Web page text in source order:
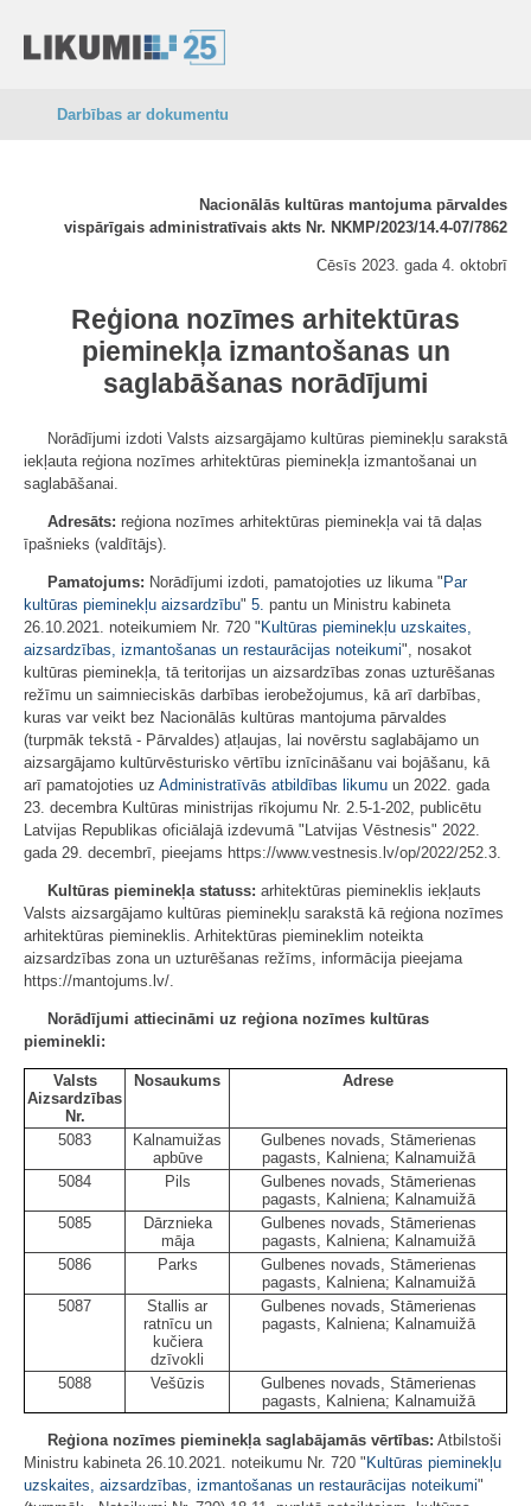
Darbības ar dokumentu
Nacionālās kultūras mantojuma pārvaldes
vispārīgais administratīvais akts Nr. NKMP/2023/14.4-07/7862
Cēsīs 2023. gada 4. oktobrī
Reģiona nozīmes arhitektūras
pieminekļa izmantošanas un
saglabāšanas norādījumi
Norādījumi izdoti Valsts aizsargājamo kultūras pieminekļu sarakstā
iekļauta reģiona nozīmes arhitektūras pieminekļa izmantošanai un
saglabāšanai.
Adresāts: reģiona nozīmes arhitektūras pieminekļa vai tā daļas
īpašnieks (valdītājs).
Pamatojums: Norādījumi izdoti, pamatojoties uz likuma " Par
kultūras pieminekļu aizsardzību" 5. pantu un Ministru kabineta
26.10.2021. noteikumiem Nr. 720 " Kultūras pieminekļu uzskaites,
aizsardzības, izmantošanas un restaurācijas noteikumi", nosakot
kultūras pieminekļa, tā teritorijas un aizsardzības zonas uzturēšanas
režīmu un saimnieciskās darbības ierobežojumus, kā arī darbības,
kuras var veikt bez Nacionālās kultūras mantojuma pārvaldes
(turpmāk tekstā - Pārvaldes) atļaujas, lai novērstu saglabājamo un
aizsargājamo kultūrvēsturisko vērtību iznīcināšanu vai bojāšanu, kā
arī pamatojoties uz Administratīvās atbildības likumu un 2022. gada
23. decembra Kultūras ministrijas rīkojumu Nr. 2.5-1-202, publicētu
Latvijas Republikas oficiālajā izdevumā "Latvijas Vēstnesis" 2022.
gada 29. decembrī, pieejams https://www.vestnesis.lv/op/2022/252.3.
Kultūras pieminekļa statuss: arhitektūras piemineklis iekļauts
Valsts aizsargājamo kultūras pieminekļu sarakstā kā reģiona nozīmes
arhitektūras piemineklis. Arhitektūras piemineklim noteikta
aizsardzības zona un uzturēšanas režīms, informācija pieejama
https://mantojums.lv/.
Norādījumi attiecināmi uz reģiona nozīmes kultūras
pieminekli:
Valsts
Aizsardzības
Nr.
Nosaukums Adrese
5083
Kalnamuižas
apbūve
Gulbenes novads, Stāmerienas
pagasts, Kalniena; Kalnamuižā
5084
Pils
Gulbenes novads, Stāmerienas
pagasts, Kalniena; Kalnamuižā
5085
Dārznieka
māja
Gulbenes novads, Stāmerienas
pagasts, Kalniena; Kalnamuižā
5086
Parks
Gulbenes novads, Stāmerienas
pagasts, Kalniena; Kalnamuižā
5087
Stallis ar
ratnīcu un
kučiera
dzīvokli
Gulbenes novads, Stāmerienas
pagasts, Kalniena; Kalnamuižā
5088 Vešūzis
Gulbenes novads, Stāmerienas
pagasts, Kalniena; Kalnamuižā
Reģiona nozīmes pieminekļa saglabājamās vērtības: Atbilstoši
Ministru kabineta 26.10.2021. noteikumu Nr. 720 " Kultūras pieminekļu
uzskaites, aizsardzības, izmantošanas un restaurācijas noteikumi"